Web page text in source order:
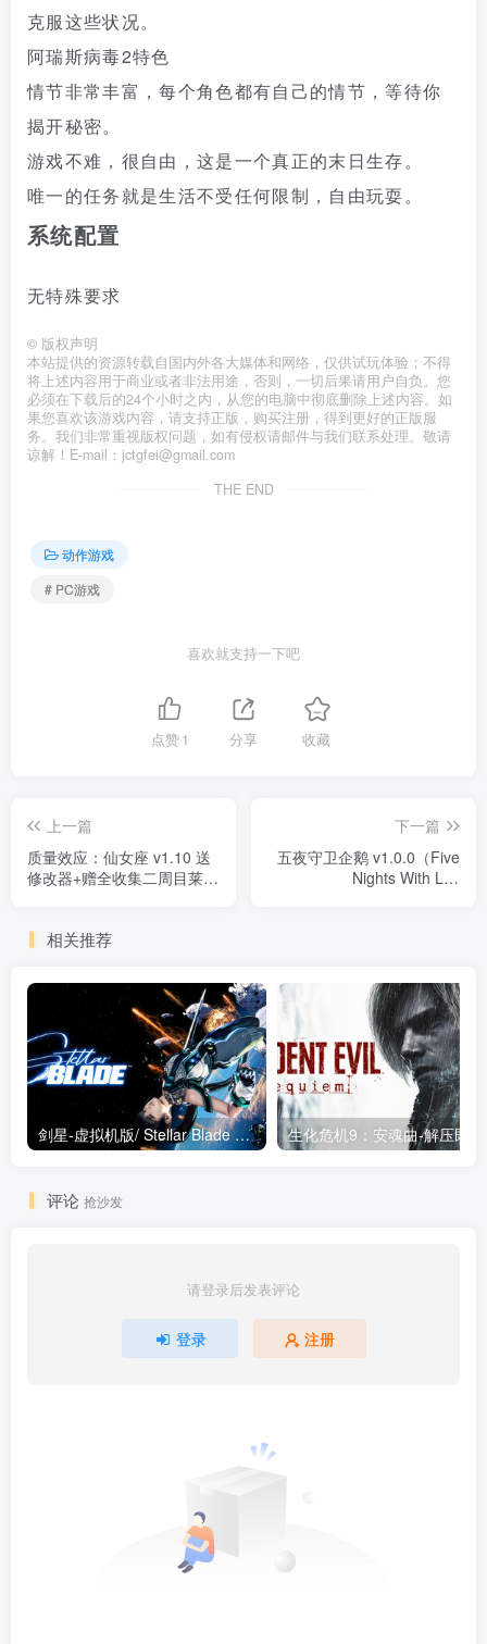
克服这些状况。
阿瑞斯病毒2特色
情节非常丰富，每个角色都有自己的情节，等待你
揭开秘密。
游戏不难，很自由，这是一个真正的末日生存。
唯一的任务就是生活不受任何限制，自由玩耍。
系统配置
无特殊要求
© 版权声明
本站提供的资源转载自国内外各大媒体和网络，仅供试玩体验；不得
将上述内容用于商业或者非法用途，否则，一切后果请用户自负。您
必须在下载后的24个小时之内，从您的电脑中彻底删除上述内容。如
果您喜欢该游戏内容，请支持正版，购买注册，得到更好的正版服
务。我们非常重视版权问题，如有侵权请邮件与我们联系处理。敬请
谅解！E-mail：jctgfei@gmail.com
THE END
动作游戏
# PC游戏
喜欢就支持一下吧
点赞1 分享 收藏
上一篇
质量效应：仙女座 v1.10 送
修改器+赠全收集二周目莱姐
下一篇
五夜守卫企鹅 v1.0.0（Five
Nights With Los
相关推荐
剑星-虚拟机版/ Stellar Blade v1.4.1|Build.19963153 终极版新补丁 送修改器 免安装中文版
评论 抢沙发
请登录后发表评论
登录 注册